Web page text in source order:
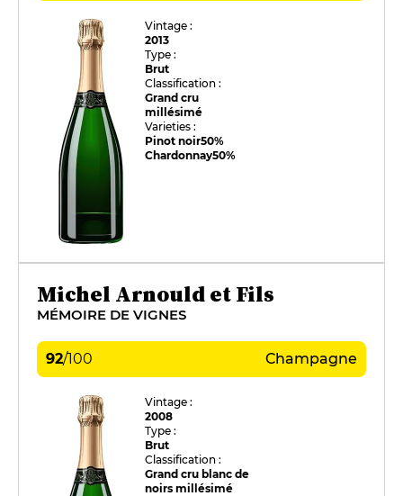
Vintage :
2013
Type :
Brut
Classification :
Grand cru
millésimé
Varieties :
Pinot noir50%
Chardonnay50%
Michel Arnould et Fils
MÉMOIRE DE VIGNES
92/100 Champagne
Vintage :
2008
Type :
Brut
Classification :
Grand cru blanc de
noirs millésimé